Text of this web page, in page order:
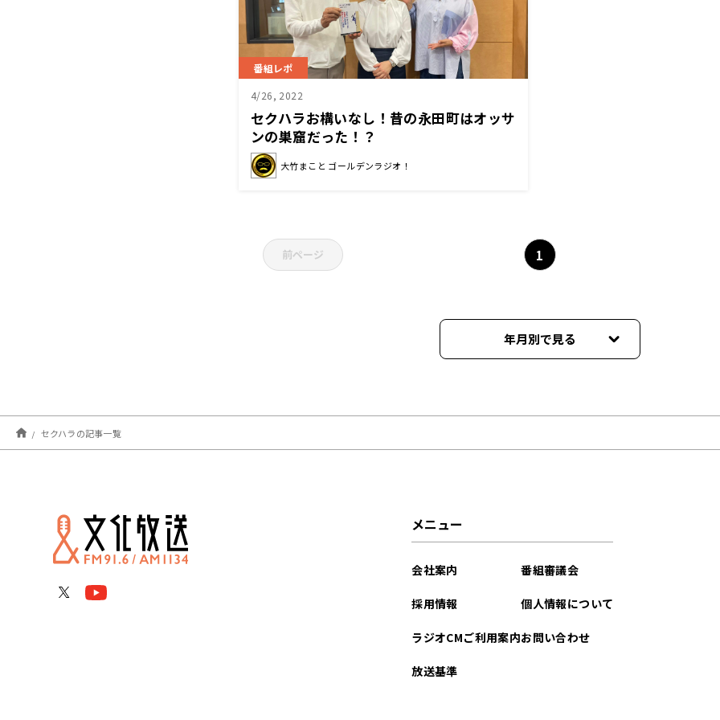
番組レポ
4/26, 2022
セクハラお構いなし！昔の永田町はオッサ
ンの巣窟だった！？
大竹まこと ゴールデンラジオ！
前ページ 1
年月別で見る
セクハラの記事一覧
メニュー
会社案内
採用情報
ラジオCMご利用案内
放送基準
番組審議会
個人情報について
お問い合わせ